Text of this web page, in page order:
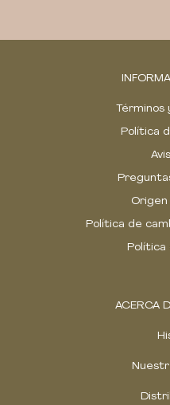
Términos
Política
Política de
Política
ACERCA